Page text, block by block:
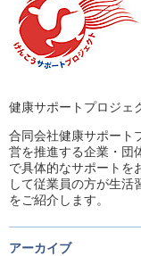
健康サポートプロジェ
合同会社健康サポート
営を推進する企業・団
で具体的なサポートを
して従業員の方が生活
をご紹介します。
アーカイブ